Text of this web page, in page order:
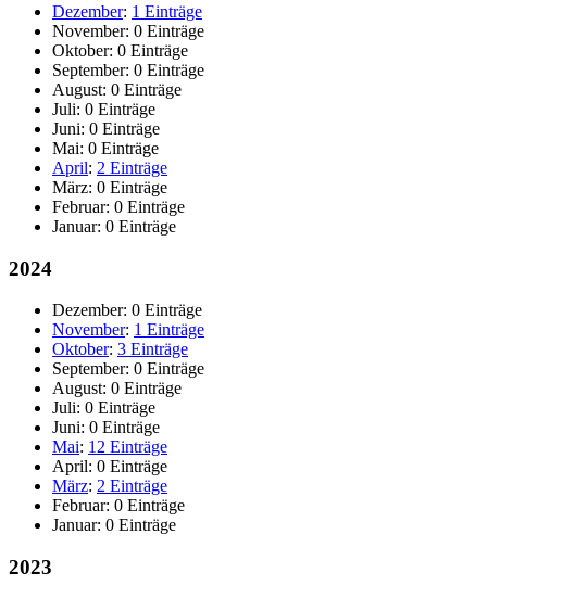
Dezember: 1 Einträge
November: 0 Einträge
Oktober: 0 Einträge
September: 0 Einträge
August: 0 Einträge
Juli: 0 Einträge
Juni: 0 Einträge
Mai: 0 Einträge
April: 2 Einträge
März: 0 Einträge
Februar: 0 Einträge
Januar: 0 Einträge
2024
Dezember: 0 Einträge
November: 1 Einträge
Oktober: 3 Einträge
September: 0 Einträge
August: 0 Einträge
Juli: 0 Einträge
Juni: 0 Einträge
Mai: 12 Einträge
April: 0 Einträge
März: 2 Einträge
Februar: 0 Einträge
Januar: 0 Einträge
2023